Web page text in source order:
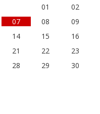
01
02
07 08
09
14 15
16
21 22
23
28 29
30